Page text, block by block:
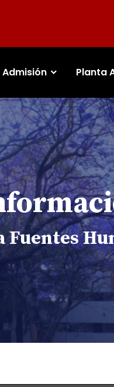
Admisión Planta
Fuentes